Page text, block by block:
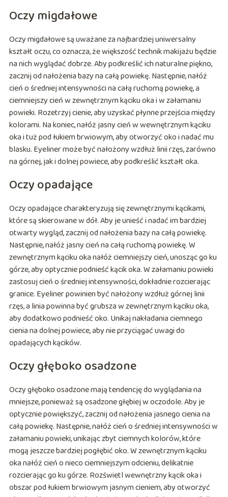
Oczy migdałowe
Oczy migdałowe są uważane za najbardziej uniwersalny
kształt oczu, co oznacza, że większość technik makijażu będzie
na nich wyglądać dobrze. Aby podkreślić ich naturalne piękno,
zacznij od nałożenia bazy na całą powiekę. Następnie, nałóż
cień o średniej intensywności na całą ruchomą powiekę, a
ciemniejszy cień w zewnętrznym kąciku oka i w załamaniu
powieki. Rozetrzyj cienie, aby uzyskać płynne przejścia między
kolorami. Na koniec, nałóż jasny cień w wewnętrznym kąciku
oka i tuż pod łukiem brwiowym, aby otworzyć oko i nadać mu
blasku. Eyeliner może być nałożony wzdłuż linii rzęs, zarówno
na górnej, jak i dolnej powiece, aby podkreślić kształt oka.
Oczy opadające
Oczy opadające charakteryzują się zewnętrznymi kącikami,
które są skierowane w dół. Aby je unieść i nadać im bardziej
otwarty wygląd, zacznij od nałożenia bazy na całą powiekę.
Następnie, nałóż jasny cień na całą ruchomą powiekę. W
zewnętrznym kąciku oka nałóż ciemniejszy cień, unosząc go ku
górze, aby optycznie podnieść kącik oka. W załamaniu powieki
zastosuj cień o średniej intensywności, dokładnie rozcierając
granice. Eyeliner powinien być nałożony wzdłuż górnej linii
rzęs, a linia powinna być grubsza w zewnętrznym kąciku oka,
aby dodatkowo podnieść oko. Unikaj nakładania ciemnego
cienia na dolnej powiece, aby nie przyciągać uwagi do
opadających kącików.
Oczy głęboko osadzone
Oczy głęboko osadzone mają tendencję do wyglądania na
mniejsze, ponieważ są osadzone głębiej w oczodole. Aby je
optycznie powiększyć, zacznij od nałożenia jasnego cienia na
całą powiekę. Następnie, nałóż cień o średniej intensywności w
załamaniu powieki, unikając zbyt ciemnych kolorów, które
mogą jeszcze bardziej pogłębić oko. W zewnętrznym kąciku
oka nałóż cień o nieco ciemniejszym odcieniu, delikatnie
rozcierając go ku górze. Rozświetl wewnętrzny kącik oka i
obszar pod łukiem brwiowym jasnym cieniem, aby otworzyć